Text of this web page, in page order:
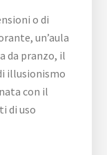
o di
un’aula
da pranzo, il
illusionismo
con il
di uso